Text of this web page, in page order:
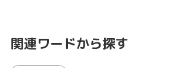
関連ワードから探す